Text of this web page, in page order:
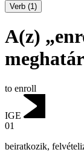
Verb (1)
A(z)
to enroll
IGE
01
beiratkozik,